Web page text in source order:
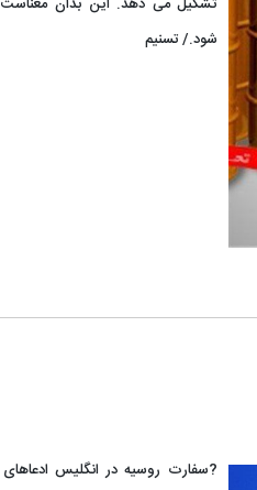
شود./ تسنیم
?سفارت روسیه در انگلیس